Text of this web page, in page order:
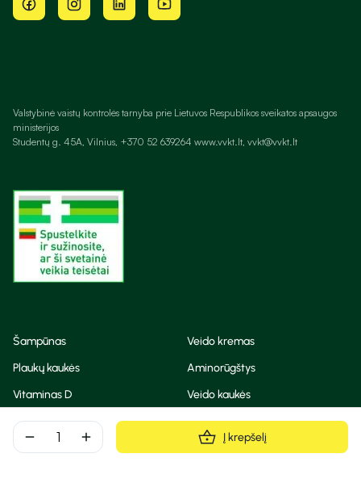
remove add Į krepšelį
Valstybinė vaistų kontrolės tarnyba prie Lietuvos Respublikos sveikatos apsaugos
ministerijos
Studentų g. 45A, Vilnius, +370 52 639264 www.vvkt.lt, vvkt@vvkt.lt
Šampūnas
Veido kremas
Plaukų kaukės
Aminorūgštys
Vitaminas D
Veido kaukės
Korėjietiška kosmetika
Eteriniai aliejai
Dezodorantas
BB ir CC kremas